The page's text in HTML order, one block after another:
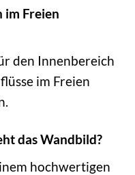
im Freien
den Innenbereich
im Freien
das Wandbild?
hochwertigen